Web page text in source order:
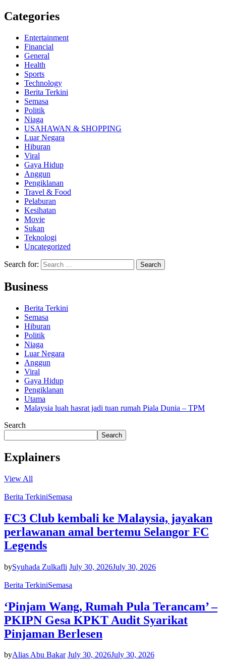
Categories
Entertainment
Financial
General
Health
Sports
Technology
Berita Terkini
Semasa
Politik
Niaga
USAHAWAN & SHOPPING
Luar Negara
Hiburan
Viral
Gaya Hidup
Anggun
Pengiklanan
Travel & Food
Pelaburan
Kesihatan
Movie
Sukan
Teknologi
Uncategorized
Search for:
Business
Berita Terkini
Semasa
Hiburan
Politik
Niaga
Luar Negara
Anggun
Viral
Gaya Hidup
Pengiklanan
Utama
Malaysia luah hasrat jadi tuan rumah Piala Dunia – TPM
Search
Search
Explainers
View All
Berita TerkiniSemasa
FC3 Club kembali ke Malaysia, jayakan
perlawanan amal bertemu Selangor FC
Legends
bySyuhada Zulkafli July 30, 2026July 30, 2026
Berita TerkiniSemasa
‘Pinjam Wang, Rumah Pula Terancam’ –
PKIPN Gesa KPKT Audit Syarikat
Pinjaman Berlesen
byAlias Abu Bakar July 30, 2026July 30, 2026